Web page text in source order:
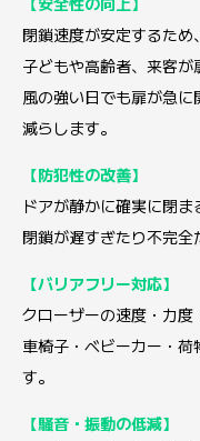
閉鎖速度が安定するため
子どもや高齢者、来客が
風の強い日でも扉が急
減らします。
【防犯性の改善】
ドアが静かに確実に閉ま
閉鎖が遅すぎたり不完全
【バリアフリー対応】
クローザーの速度・力度
車椅子・ベビーカー・
す。
【騒音・振動の低減】